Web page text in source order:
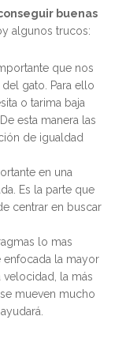
buenas
algunos trucos:
que nos
gato. Para ello
o tarima baja
esta manera las
de igualdad
en una
Es la parte que
centrar en buscar
lo mas
la mayor
velocidad, la más
mueven mucho